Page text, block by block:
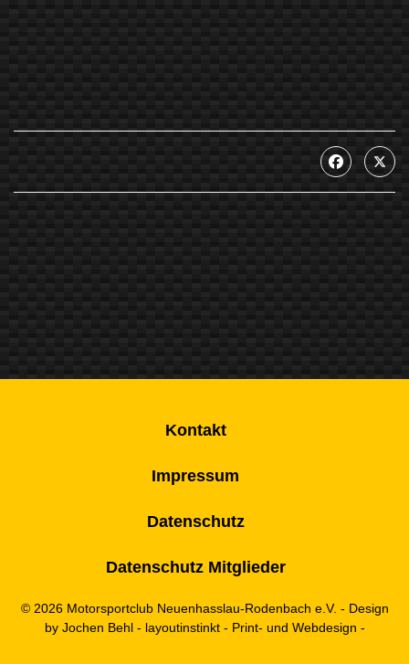
Kontakt
Impressum
Datenschutz
Datenschutz Mitglieder
© 2026 Motorsportclub Neuenhasslau-Rodenbach e.V. - Design
by Jochen Behl- layoutinstinkt - Print- und Webdesign -